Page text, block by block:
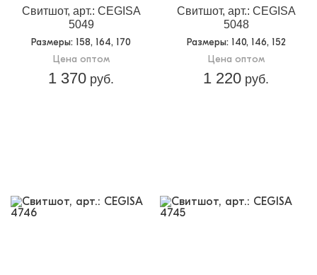
Свитшот, арт.: CEGISA
5049
Размеры: 158, 164, 170
Цена оптом
1 370 руб.
Свитшот, арт.: CEGISA
5048
Размеры: 140, 146, 152
Цена оптом
1 220 руб.